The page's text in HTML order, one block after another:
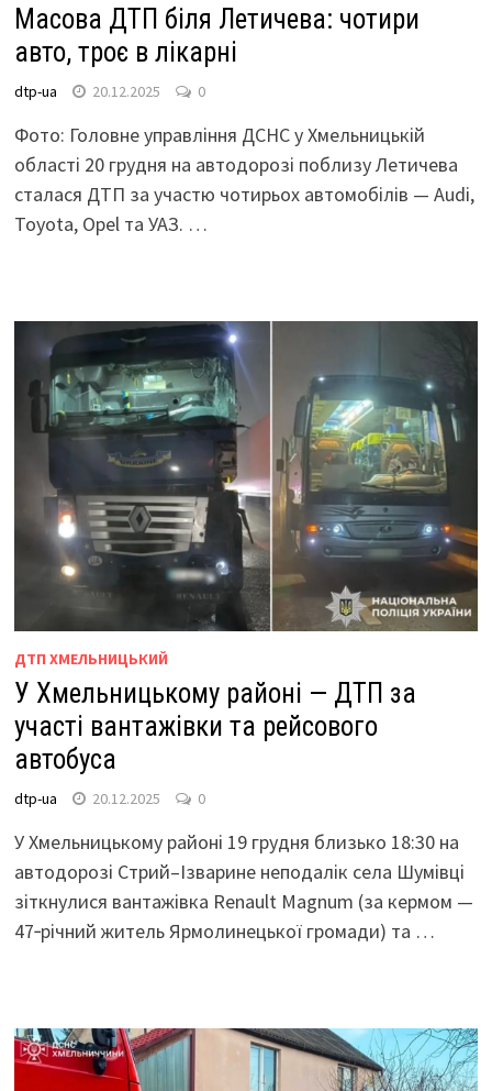
Масова ДТП біля Летичева: чотири
авто, троє в лікарні
dtp-ua 20.12.2025 0
Фото: Головне управління ДСНС у Хмельницькій
області 20 грудня на автодорозі поблизу Летичева
сталася ДТП за участю чотирьох автомобілів — Audi,
Toyota, Opel та УАЗ. …
ДТП ХМЕЛЬНИЦЬКИЙ
У Хмельницькому районі — ДТП за
участі вантажівки та рейсового
автобуса
dtp-ua 20.12.2025 0
У Хмельницькому районі 19 грудня близько 18:30 на
автодорозі Стрий–Ізварине неподалік села Шумівці
зіткнулися вантажівка Renault Magnum (за кермом —
47‑річний житель Ярмолинецької громади) та …